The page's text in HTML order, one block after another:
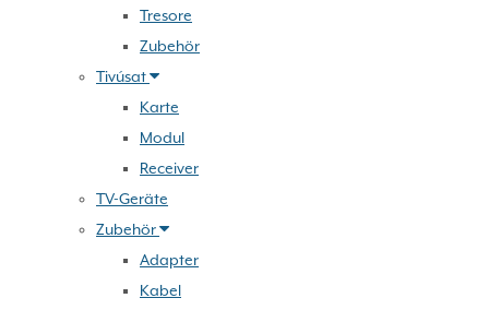
Tresore
Zubehör
Tivúsat
Karte
Modul
Receiver
TV-Geräte
Zubehör
Adapter
Kabel